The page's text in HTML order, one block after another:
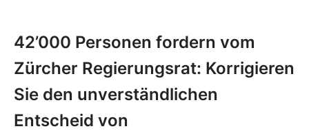
42’000 Personen fordern vom
Zürcher Regierungsrat: Korrigieren
Sie den unverständlichen
Entscheid von